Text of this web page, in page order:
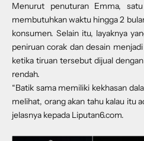
Menurut penuturan Emma,
membutuhkan waktu hingga 2
konsumen. Selain itu, layaknya
peniruan corak dan desain
ketika tiruan tersebut dijual
rendah.
“Batik sama memiliki kekhasan
melihat, orang akan tahu kalau itu
jelasnya kepada Liputan6.com.